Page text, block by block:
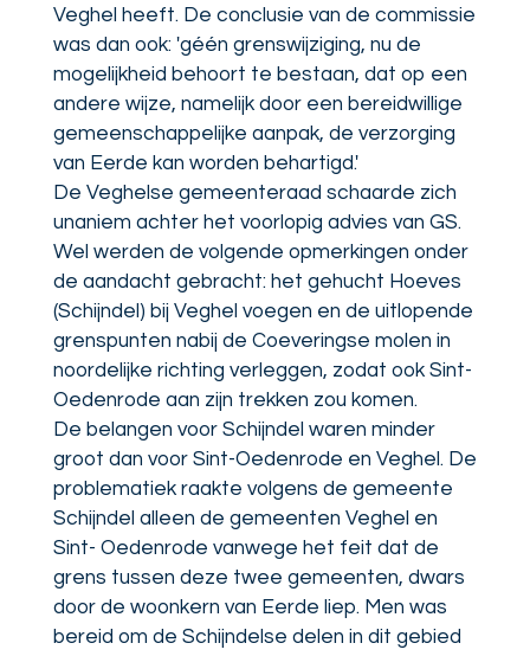
Veghel heeft. De conclusie van de commissie
was dan ook: 'géén grenswijziging, nu de
mogelijkheid behoort te bestaan, dat op een
andere wijze, namelijk door een bereidwillige
gemeenschappelijke aanpak, de verzorging
van Eerde kan worden behartigd.'
De Veghelse gemeenteraad schaarde zich
unaniem achter het voorlopig advies van GS.
Wel werden de volgende opmerkingen onder
de aandacht gebracht: het gehucht Hoeves
(Schijndel) bij Veghel voegen en de uitlopende
grenspunten nabij de Coeveringse molen in
noordelijke richting verleggen, zodat ook Sint-
Oedenrode aan zijn trekken zou komen.
De belangen voor Schijndel waren minder
groot dan voor Sint-Oedenrode en Veghel. De
problematiek raakte volgens de gemeente
Schijndel alleen de gemeenten Veghel en
Sint- Oedenrode vanwege het feit dat de
grens tussen deze twee gemeenten, dwars
door de woonkern van Eerde liep. Men was
bereid om de Schijndelse delen in dit gebied